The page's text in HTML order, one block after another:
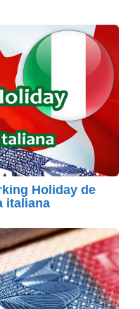
Holiday de
italiana